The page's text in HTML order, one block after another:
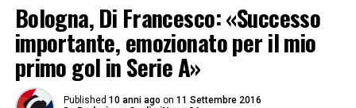
Bologna, Di Francesco: «Successo
importante, emozionato per il mio
primo gol in Serie A»
Published 10 anni ago on 11 Settembre 2016